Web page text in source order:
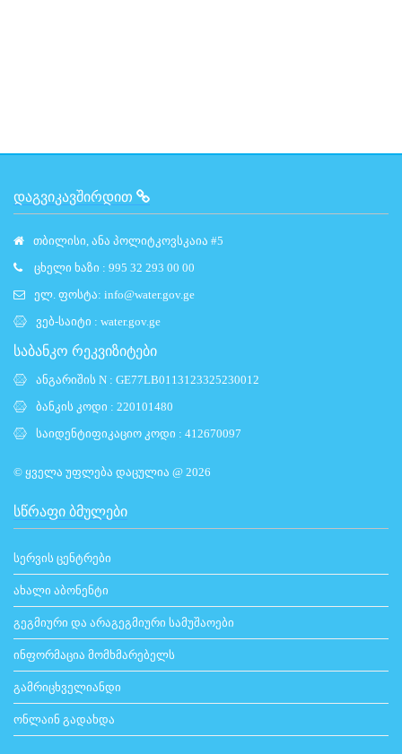
ᲓᲐᲒᲕᲘᲙᲐᲕᲨᲘᲠᲓᲘᲗ
თბილისი, ანა პოლიტკოვსკაია #5
ცხელი ხაზი : 995 32 293 00 00
ელ. ფოსტა: info@water.gov.ge
ვებ-საიტი : water.gov.ge
საბანკო რეკვიზიტები
ანგარიშის N : GE77LB0113123325230012
ბანკის კოდი : 220101480
საიდენტიფიკაციო კოდი : 412670097
© ყველა უფლება დაცულია @ 2026
ᲡᲬᲠᲐᲤᲘ ᲑᲛᲣᲚᲔᲑᲘ
სერვის ცენტრები
ახალი აბონენტი
გეგმიური და არაგეგმიური სამუშაოები
ინფორმაცია მომხმარებელს
გამრიცხველიანდი
ონლაინ გადახდა